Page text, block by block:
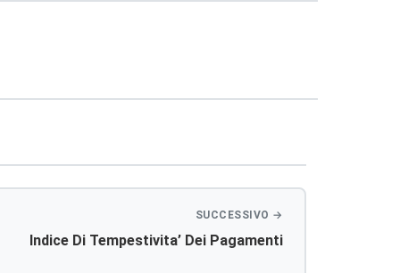
Indice Di Tempestivita’ Dei Pagamenti